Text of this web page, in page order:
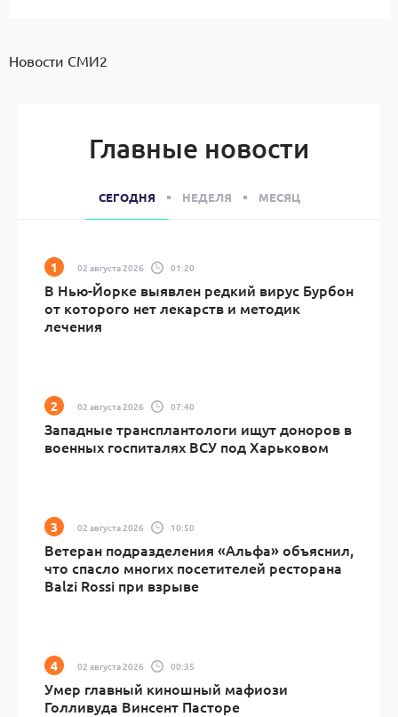
Новости СМИ2
Главные новости
СЕГОДНЯ НЕДЕЛЯ МЕСЯЦ
02 августа 2026 01:20
В Нью-Йорке выявлен редкий вирус Бурбон
от которого нет лекарств и методик
лечения
02 августа 2026 07:40
Западные трансплантологи ищут доноров в
военных госпиталях ВСУ под Харьковом
02 августа 2026 10:50
Ветеран подразделения «Альфа» объяснил,
что спасло многих посетителей ресторана
Balzi Rossi при взрыве
02 августа 2026 00:35
Умер главный киношный мафиози
Голливуда Винсент Пасторе